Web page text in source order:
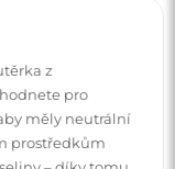
z
pro
měly neutrální
prostředkům